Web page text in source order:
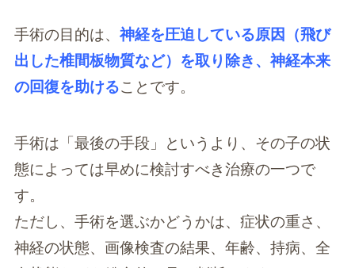
手術の目的は、神経を圧迫している原因（飛び
出した椎間板物質など）を取り除き、神経本来
の回復を助けることです。
手術は「最後の手段」というより、その子の状
態によっては早めに検討すべき治療の一つで
す。
ただし、手術を選ぶかどうかは、症状の重さ、
神経の状態、画像検査の結果、年齢、持病、全